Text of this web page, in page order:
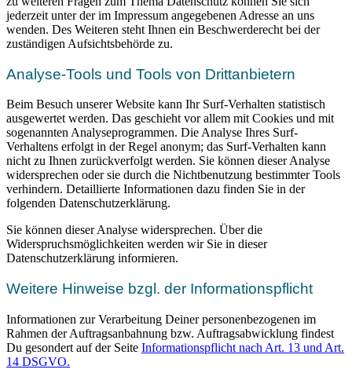
jederzeit unter der im Impressum angegebenen Adresse an uns
wenden. Des Weiteren steht Ihnen ein Beschwerderecht bei der
zuständigen Aufsichtsbehörde zu.
Analyse-Tools und Tools von Drittanbietern
Beim Besuch unserer Website kann Ihr Surf-Verhalten statistisch
ausgewertet werden. Das geschieht vor allem mit Cookies und mit
sogenannten Analyseprogrammen. Die Analyse Ihres Surf-
Verhaltens erfolgt in der Regel anonym; das Surf-Verhalten kann
nicht zu Ihnen zurückverfolgt werden. Sie können dieser Analyse
widersprechen oder sie durch die Nichtbenutzung bestimmter Tools
verhindern. Detaillierte Informationen dazu finden Sie in der
folgenden Datenschutzerklärung.
Sie können dieser Analyse widersprechen. Über die
Widerspruchsmöglichkeiten werden wir Sie in dieser
Datenschutzerklärung informieren.
Weitere Hinweise bzgl. der Informationspflicht
Informationen zur Verarbeitung Deiner personenbezogenen im
Rahmen der Auftragsanbahnung bzw. Auftragsabwicklung findest
Du gesondert auf der Seite Informationspflicht nach Art. 13 und Art.
14 DSGVO.